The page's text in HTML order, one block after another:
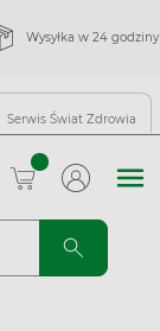
Wysyłka w 24 godziny
Serwis Świat Zdrowia
sztuk